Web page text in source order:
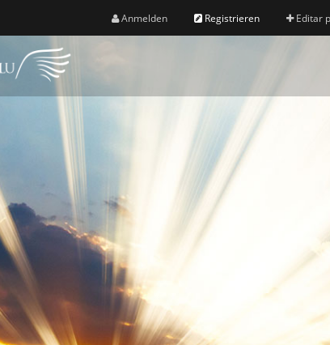
Anmelden Registrieren Editar